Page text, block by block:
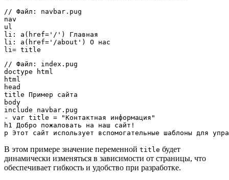
// Файл: navbar.pug
nav
ul
li: a(href='/') Главная
li: a(href='/about') О нас
li= title
// Файл: index.pug
doctype html
html
head
title Пример сайта
body
include navbar.pug
- var title = "Контактная информация"
h1 Добро пожаловать на наш сайт!
p Этот сайт использует вспомогательные шаблоны для
В этом примере значение переменной title будет
динамически изменяться в зависимости от страницы, что
обеспечивает гибкость и удобство при разработке.